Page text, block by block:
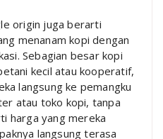
origin juga berarti
menanam kopi dengan
Sebagian besar kopi
kecil atau kooperatif,
langsung ke pemangku
atau toko kopi, tanpa
harga yang mereka
langsung terasa